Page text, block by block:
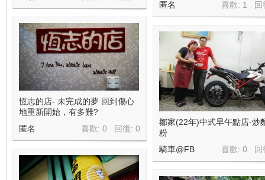
喜歡: 1 回
匿名
恆志的店- 未完成的夢 回到傷心
地重新開始，有多難?
喜歡: 0 回復: 0
匿名
鄒家(22年)中式早午點店-炒
粉
喜歡: 0 回
騎車@FB